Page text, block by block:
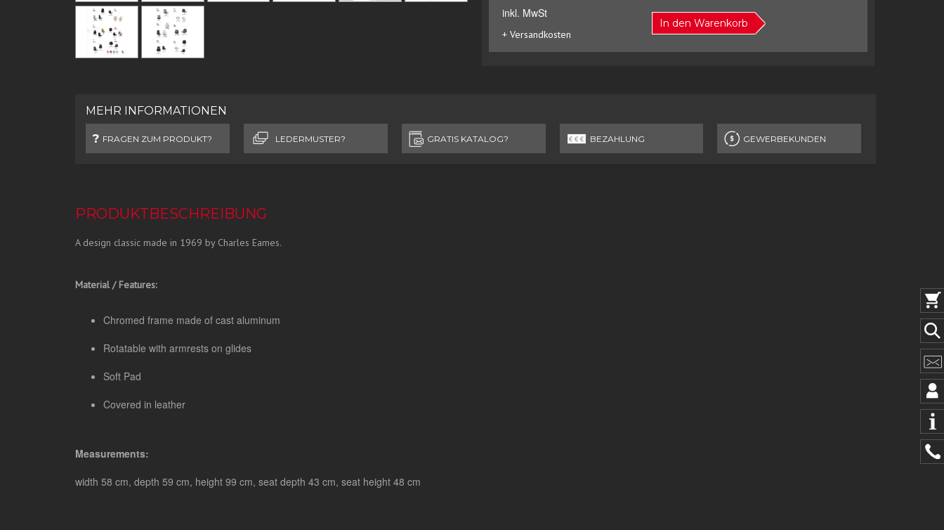
inkl. MwSt
+ Versandkosten
In den Warenkorb
MEHR INFORMATIONEN
FRAGEN ZUM PRODUKT? LEDERMUSTER? GRATIS KATALOG? BEZAHLUNG GEWERBEKUNDEN
PRODUKTBESCHREIBUNG
A design classic made in 1969 by Charles Eames.
Material / Features:
Chromed frame made ​​of cast aluminum
Rotatable with armrests on glides
Soft Pad
Covered in leather
Measurements:
width 58 cm, depth 59 cm, height 99 cm, seat depth 43 cm, seat height 48 cm